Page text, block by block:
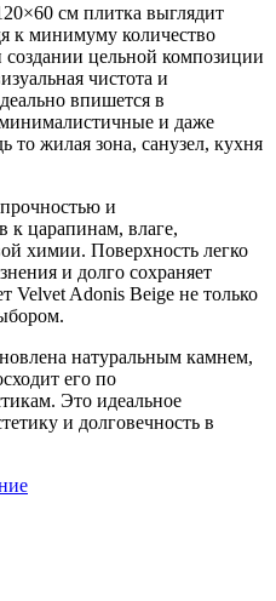
см плитка выглядит
к минимуму количество
цельной композиции
чистота и
впишется в
и даже
то жилая зона, санузел, кухня
и
к царапинам, влаге,
химии. Поверхность легко
и долго сохраняет
Velvet Adonis Beige не только
натуральным камнем,
его по
Это идеальное
и долговечность в